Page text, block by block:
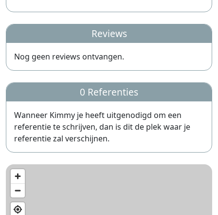
Reviews
Nog geen reviews ontvangen.
0 Referenties
Wanneer Kimmy je heeft uitgenodigd om een
referentie te schrijven, dan is dit de plek waar je
referentie zal verschijnen.